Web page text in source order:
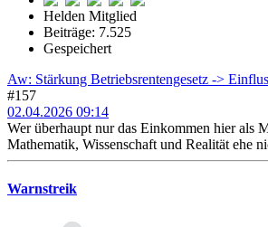
Helden Mitglied
Beiträge: 7.525
Gespeichert
Aw: Stärkung Betriebsrentengesetz ->
#157
02.04.2026 09:14
Wer überhaupt nur das Einkommen hier als
Mathematik, Wissenschaft und Realität ehe
Warnstreik